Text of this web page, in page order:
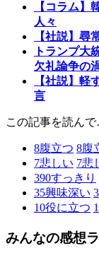
【コラム】
人々
【社説】尋
トランプ大
欠礼論争の
【社説】軽
言
この記事を読ん
8腹立つ 8腹
7悲しい 7悲
390すっきり
35興味深い
10役に立つ
みんなの感想